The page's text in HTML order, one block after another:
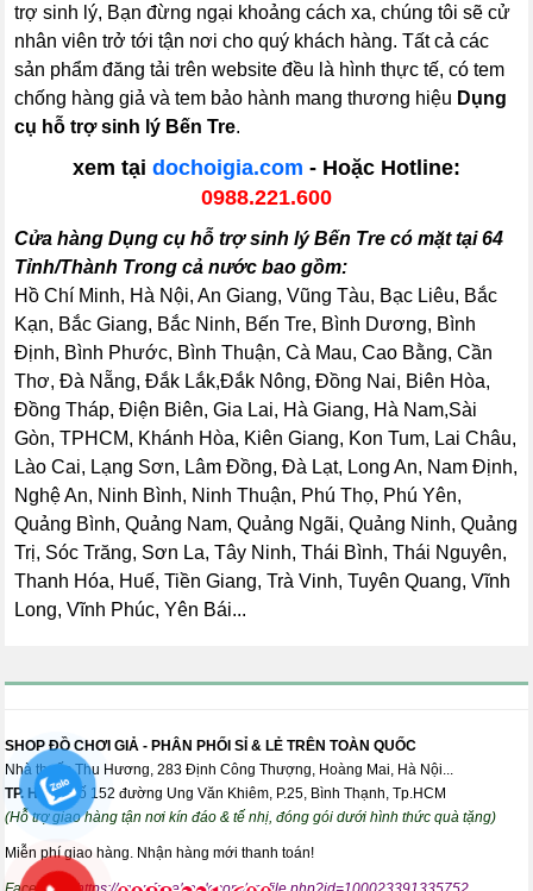
trợ sinh lý, Bạn đừng ngại khoảng cách xa, chúng tôi sẽ cử
nhân viên trở tới tận nơi cho quý khách hàng. Tất cả các
sản phẩm đăng tải trên website đều là hình thực tế, có tem
chống hàng giả và tem bảo hành mang thương hiệu Dụng
cụ hỗ trợ sinh lý Bến Tre.
xem tại dochoigia.com - Hoặc Hotline:
0988.221.600
Cửa hàng Dụng cụ hỗ trợ sinh lý Bến Tre có mặt tại 64
Tỉnh/Thành Trong cả nước bao gồm:
Hồ Chí Minh, Hà Nội, An Giang, Vũng Tàu, Bạc Liêu, Bắc
Kạn, Bắc Giang, Bắc Ninh, Bến Tre, Bình Dương, Bình
Định, Bình Phước, Bình Thuận, Cà Mau, Cao Bằng, Cần
Thơ, Đà Nẵng, Đắk Lắk,Đắk Nông, Đồng Nai, Biên Hòa,
Đồng Tháp, Điện Biên, Gia Lai, Hà Giang, Hà Nam,Sài
Gòn, TPHCM, Khánh Hòa, Kiên Giang, Kon Tum, Lai Châu,
Lào Cai, Lạng Sơn, Lâm Đồng, Đà Lạt, Long An, Nam Định,
Nghệ An, Ninh Bình, Ninh Thuận, Phú Thọ, Phú Yên,
Quảng Bình, Quảng Nam, Quảng Ngãi, Quảng Ninh, Quảng
Trị, Sóc Trăng, Sơn La, Tây Ninh, Thái Bình, Thái Nguyên,
Thanh Hóa, Huế, Tiền Giang, Trà Vinh, Tuyên Quang, Vĩnh
Long, Vĩnh Phúc, Yên Bái...
SHOP ĐỒ CHƠI GIẢ - PHÂN PHỐI SỈ & LẺ TRÊN TOÀN QUỐC
Nhà thuốc Thu Hương, 283 Định Công Thượng, Hoàng Mai, Hà Nội...
TP. HCM:Số 152 đường Ung Văn Khiêm, P.25, Bình Thạnh, Tp.HCM
(Hỗ trợ giao hàng tận nơi kín đáo & tế nhị, đóng gói dưới hình thức quà tặng)
Miễn phí giao hàng. Nhận hàng mới thanh toán!